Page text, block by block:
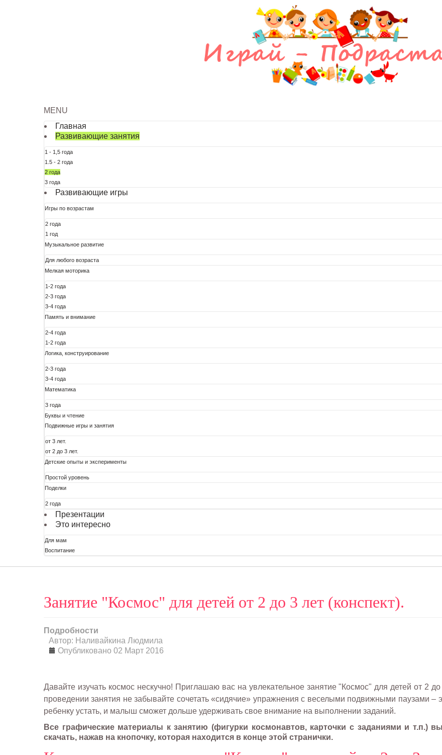
MENU
Главная
Развивающие занятия
1 - 1,5 года
1.5 - 2 года
2 года
3 года
Развивающие игры
Игры по возрастам
2 года
1 год
Музыкальное развитие
Для любого возраста
Мелкая моторика
1-2 года
2-3 года
3-4 года
Память и внимание
2-4 года
1-2 года
Логика, конструирование
2-3 года
3-4 года
Математика
3 года
Буквы и чтение
Подвижные игры и занятия
от 3 лет.
от 2 до 3 лет.
Детские опыты и эксперименты
Простой уровень
Поделки
2 года
Презентации
Это интересно
Для мам
Воспитание
Занятие "Космос" для детей от 2 до 3 лет (конспект).
Подробности
Автор: Наливайкина Людмила
Опубликовано 02 Март 2016
Давайте изучать космос нескучно! Приглашаю вас на увлекательное занятие "Космос" для детей от 2
проведении занятия не забывайте сочетать «сидячие» упражнения с веселыми подвижными паузами –
ребенку устать, и малыш сможет дольше удерживать свое внимание на выполнении заданий.
Все графические материалы к занятию (фигурки космонавтов, карточки с заданиями и т.п.)
скачать, нажав на кнопочку, которая находится в конце этой странички.